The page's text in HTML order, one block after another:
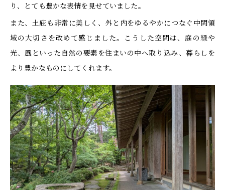
り、とても豊かな表情を見せていました。
また、土庇も非常に美しく、外と内をゆるやかにつなぐ中間領
域の大切さを改めて感じました。こうした空間は、庭の緑や
光、風といった自然の要素を住まいの中へ取り込み、暮らしを
より豊かなものにしてくれます。